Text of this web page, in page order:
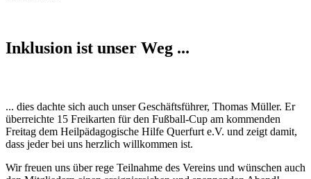
Inklusion ist unser Weg ...
... dies dachte sich auch unser Geschäftsführer, Thomas Müller. Er
überreichte 15 Freikarten für den Fußball-Cup am kommenden
Freitag dem Heilpädagogische Hilfe Querfurt e.V. und zeigt damit,
dass jeder bei uns herzlich willkommen ist.
Wir freuen uns über rege Teilnahme des Vereins und wünschen auch